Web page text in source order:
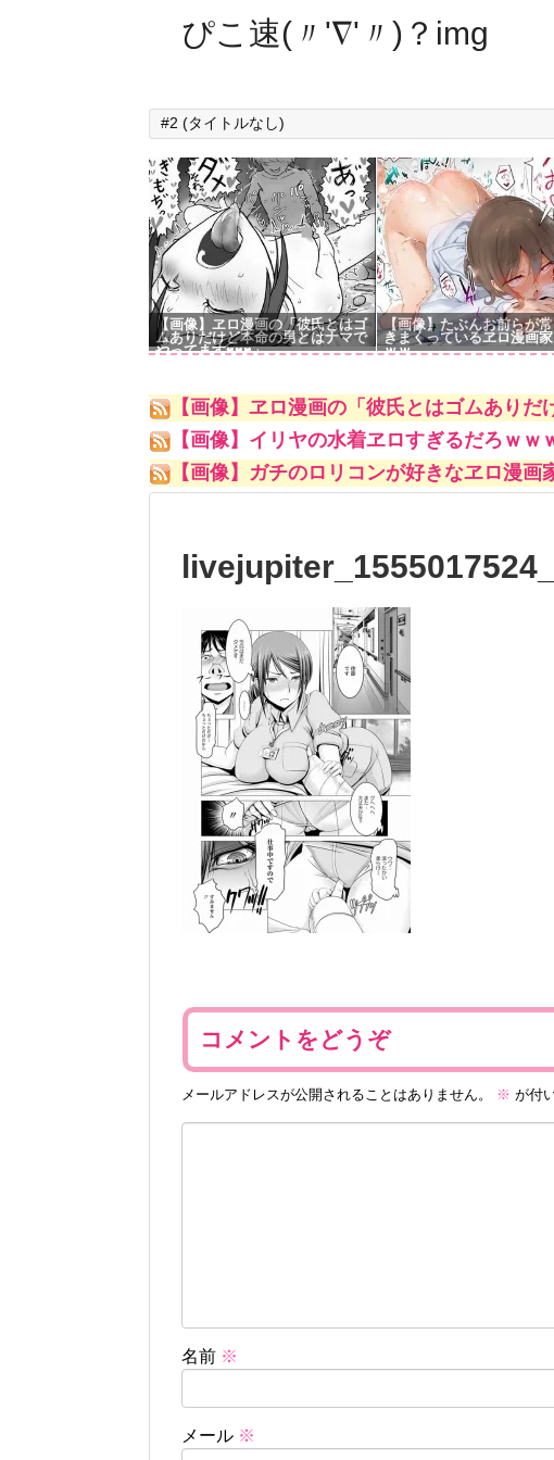
ぴこ速(〃'∇'〃)？img
#2 (タイトルなし)
【画像】ヱロ漫画の「彼氏とはゴ
ムありだけど本命の男とはナマで
やってます♥♥♥」
【画像】たぶんお前らが
きまくっているヱロ漫画
ｗｗ
【画像】ヱロ漫画の「彼氏とはゴムあり
【画像】イリヤの水着ヱロすぎるだろｗｗ
【画像】ガチのロリコンが好きなヱロ漫画
コメントをどうぞ
メールアドレスが公開されることはありません。 ※ が付
名前 ※
メール ※